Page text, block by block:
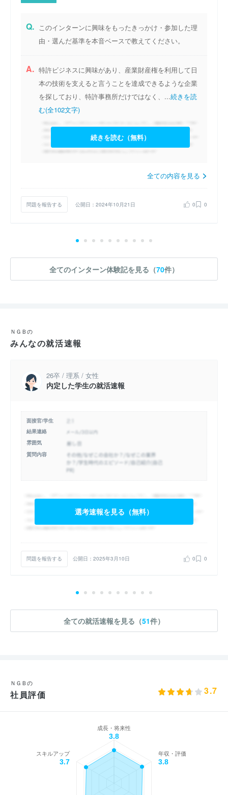
Q.
このインターンに興味をもったきっかけ・参加した理
由・選んだ基準を本音ベースで教えてください。
A. 特許ビジネスに興味があり、産業財産権を利用して日
本の技術を支えると言うことを達成できるような企業
を探しており、特許事務所だけではなく、...続きを読
む(全102文字)
続きを読む（無料）
全ての内容を見る
問題を報告する 公開日：2024年10月21日 0 0
全てのインターン体験記を見る（70件）
ＮＧＢの
みんなの就活速報
26卒 / 理系 / 女性
内定した学生の就活速報
面接官/学生
結果連絡
雰囲気
質問内容
選考速報を見る（無料）
問題を報告する 公開日：2025年3月10日 0 0
全ての就活速報を見る（51件）
ＮＧＢの
社員評価 3.7
成長・将来性
3.8
年収・評価
3.8
スキルアップ
3.7